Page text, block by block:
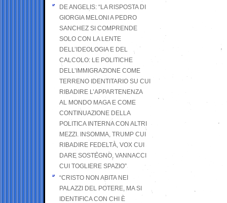
DE ANGELIS: “LA RISPOSTA DI
GIORGIA MELONI A PEDRO
SANCHEZ SI COMPRENDE
SOLO CON LA LENTE
DELL’IDEOLOGIA E DEL
CALCOLO: LE POLITICHE
DELL’IMMIGRAZIONE COME
TERRENO IDENTITARIO SU CUI
RIBADIRE L’APPARTENENZA
AL MONDO MAGA E COME
CONTINUAZIONE DELLA
POLITICA INTERNA CON ALTRI
MEZZI. INSOMMA, TRUMP CUI
RIBADIRE FEDELTÀ, VOX CUI
DARE SOSTEGNO, VANNACCI
CUI TOGLIERE SPAZIO”
“CRISTO NON ABITA NEI
PALAZZI DEL POTERE, MA SI
IDENTIFICA CON CHI È